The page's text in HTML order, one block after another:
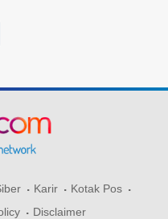
Karir
Kotak Pos
Disclaimer